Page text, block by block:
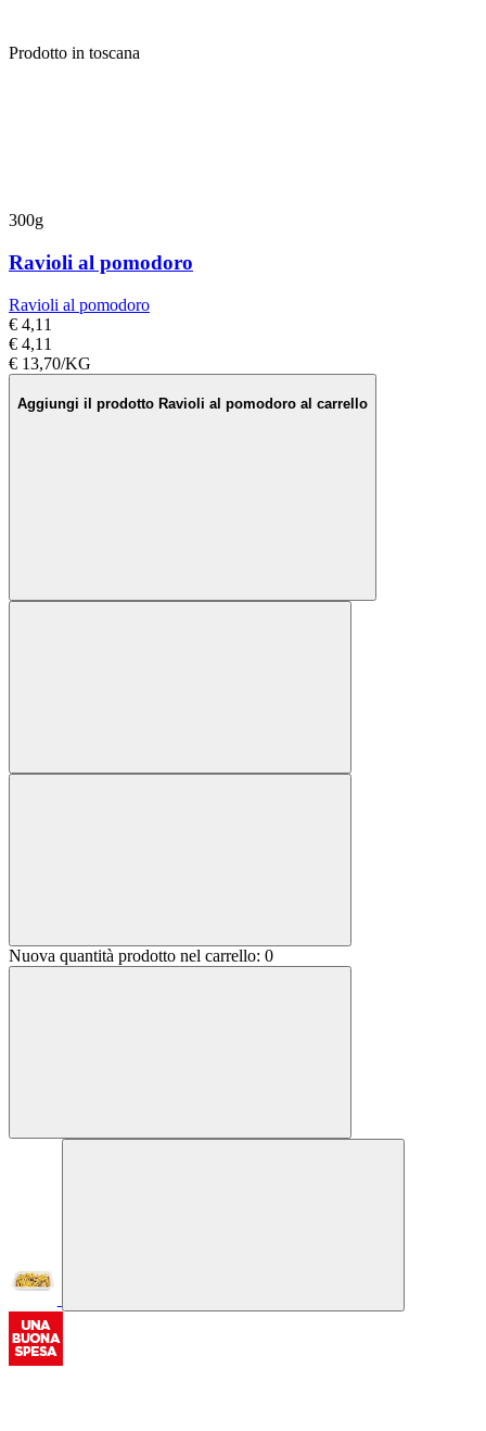
Prodotto in toscana
300g
Ravioli al pomodoro
Ravioli al pomodoro
€ 4,11
€ 4,11
€ 13,70/KG
Aggiungi il prodotto Ravioli al pomodoro al carrello
Nuova quantità prodotto nel carrello: 0